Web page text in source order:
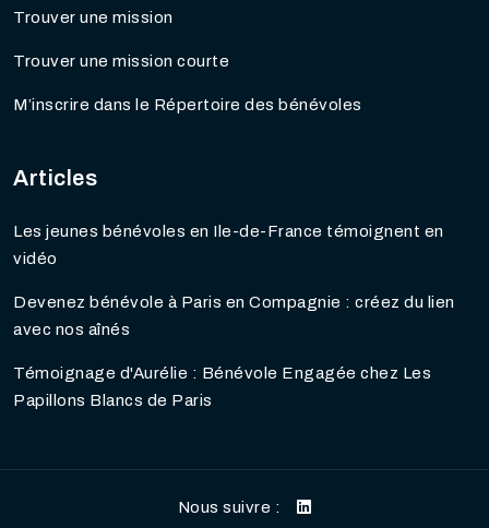
Trouver une mission
Trouver une mission courte
M’inscrire dans le Répertoire des bénévoles
Articles
Les jeunes bénévoles en Ile-de-France témoignent en
vidéo
Devenez bénévole à Paris en Compagnie : créez du lien
avec nos aînés
Témoignage d'Aurélie : Bénévole Engagée chez Les
Papillons Blancs de Paris
Nous suivre :